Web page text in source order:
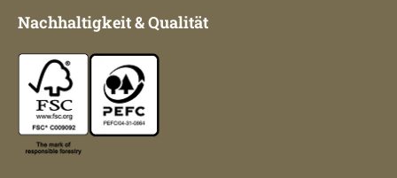
Nachhaltigkeit & Qualität